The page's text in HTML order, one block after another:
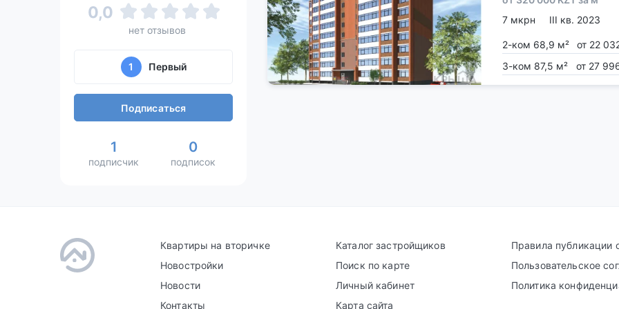
0,0
нет отзывов
1 Первый
Подписаться
1
подписчик
0
подписок
7 мкрн
III кв. 2023
2-ком 68,9 м²
от 22
3-ком 87,5 м²
от 27
Квартиры на вторичке
Новостройки
Новости
Контакты
Каталог застройщиков
Поиск по карте
Личный кабинет
Карта сайта
Правила публикации
Пользовательское
Политика